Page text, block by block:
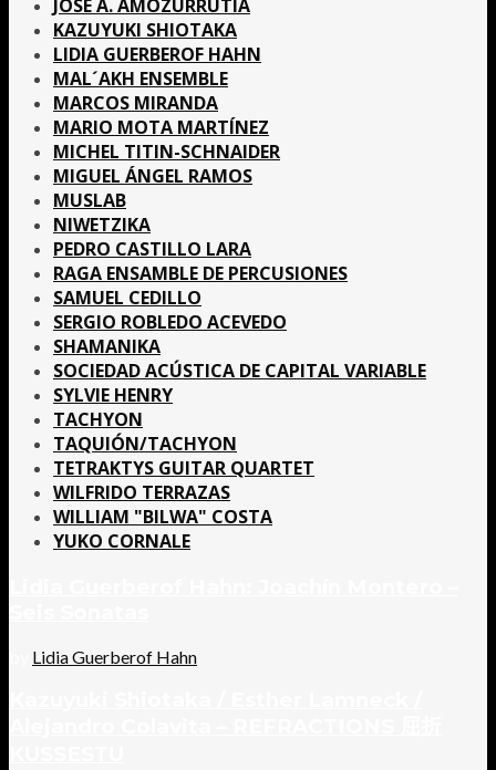
JOSÉ A. AMOZURRUTIA
KAZUYUKI SHIOTAKA
LIDIA GUERBEROF HAHN
MAL´AKH ENSEMBLE
MARCOS MIRANDA
MARIO MOTA MARTÍNEZ
MICHEL TITIN-SCHNAIDER
MIGUEL ÁNGEL RAMOS
MUSLAB
NIWETZIKA
PEDRO CASTILLO LARA
RAGA ENSAMBLE DE PERCUSIONES
SAMUEL CEDILLO
SERGIO ROBLEDO ACEVEDO
SHAMANIKA
SOCIEDAD ACÚSTICA DE CAPITAL VARIABLE
SYLVIE HENRY
TACHYON
TAQUIÓN/TACHYON
TETRAKTYS GUITAR QUARTET
WILFRIDO TERRAZAS
WILLIAM "BILWA" COSTA
YUKO CORNALE
Lidia Guerberof Hahn